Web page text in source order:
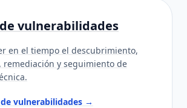
vulnerabilidades
en el tiempo el descubrimiento,
remediación y seguimiento de
vulnerabilidades →